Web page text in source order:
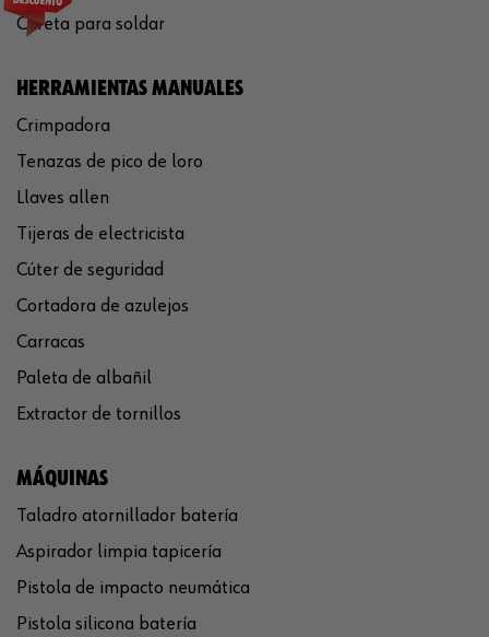
Careta para soldar
HERRAMIENTAS MANUALES
Crimpadora
Tenazas de pico de loro
Llaves allen
Tijeras de electricista
Cúter de seguridad
Cortadora de azulejos
Carracas
Paleta de albañil
Extractor de tornillos
MÁQUINAS
Taladro atornillador batería
Aspirador limpia tapicería
Pistola de impacto neumática
Pistola silicona batería